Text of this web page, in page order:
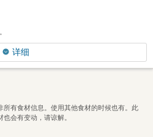
详细
有食材信息。使用其他食材的时候也有。此
会有变动，请谅解。